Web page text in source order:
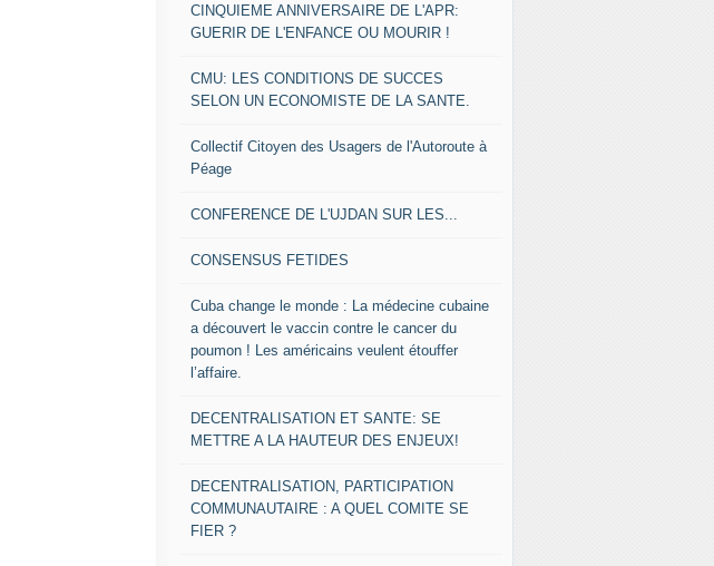
CINQUIEME ANNIVERSAIRE DE L'APR:
GUERIR DE L'ENFANCE OU MOURIR !
CMU: LES CONDITIONS DE SUCCES
SELON UN ECONOMISTE DE LA SANTE.
Collectif Citoyen des Usagers de l'Autoroute à
Péage
CONFERENCE DE L'UJDAN SUR LES...
CONSENSUS FETIDES
Cuba change le monde : La médecine cubaine
a découvert le vaccin contre le cancer du
poumon ! Les américains veulent étouffer
l’affaire.
DECENTRALISATION ET SANTE: SE
METTRE A LA HAUTEUR DES ENJEUX!
DECENTRALISATION, PARTICIPATION
COMMUNAUTAIRE : A QUEL COMITE SE
FIER ?